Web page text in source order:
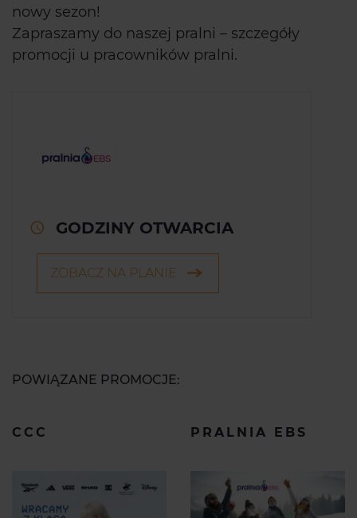
nowy sezon!
Zapraszamy do naszej pralni – szczegóły
promocji u pracowników pralni.
GODZINY OTWARCIA
ZOBACZ NA PLANIE
POWIĄZANE PROMOCJE:
CCC PRALNIA EBS